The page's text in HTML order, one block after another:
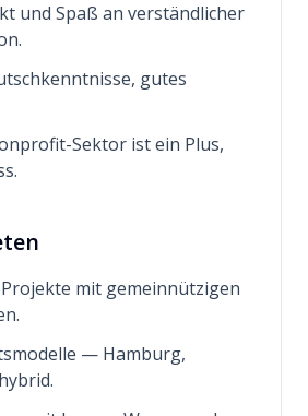
und Spaß an verständlicher
gutes
Sektor ist ein Plus,
mit gemeinnützigen
— Hamburg,